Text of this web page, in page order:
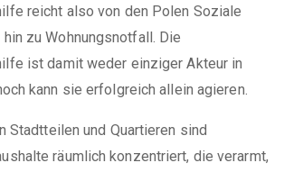
reicht also von den Polen Soziale
zu Wohnungsnotfall. Die
ist damit weder einziger Akteur in
kann sie erfolgreich allein agieren.
Stadtteilen und Quartieren sind
räumlich konzentriert, die verarmt,